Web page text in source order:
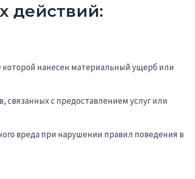
действий:
которой нанесен материальный ущерб или
связанных с предоставлением услуг или
вреда при нарушении правил поведения в